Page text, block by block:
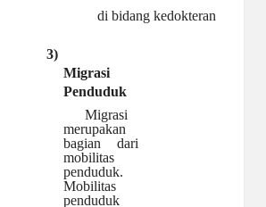
di bidang kedokteran
3)
Migrasi
Penduduk
Migrasi
merupakan
bagian dari
mobilitas
penduduk.
Mobilitas
penduduk